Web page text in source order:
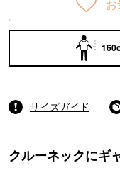
お
サイズガイド
クルーネックにギ